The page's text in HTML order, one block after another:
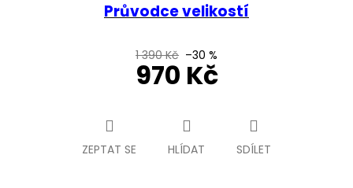
1 390 Kč –30 %
970 Kč
Průvodce velikostí
ZEPTAT SE HLÍDAT SDÍLET